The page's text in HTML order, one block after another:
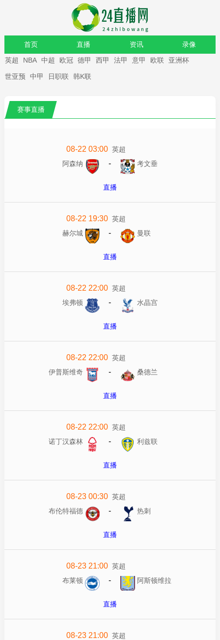
首页 直播 资讯 录像
重要赛事
英超 NBA 中超 欧冠 德甲 西甲 法甲 意甲 欧联 亚洲杯
世亚预 中甲 日职联 韩K联
赛事直播
08-22 03:00 英超
阿森纳
- 考文垂
直播
08-22 19:30 英超
赫尔城
- 曼联
直播
08-22 22:00 英超
埃弗顿
- 水晶宫
直播
08-22 22:00 英超
伊普斯维奇
- 桑德兰
直播
08-22 22:00 英超
诺丁汉森林
- 利兹联
直播
08-23 00:30 英超
布伦特福德
- 热刺
直播
08-23 21:00 英超
布莱顿
- 阿斯顿维拉
直播
08-23 21:00 英超